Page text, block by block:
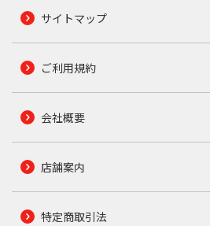
サイトマップ
ご利用規約
会社概要
店舗案内
特定商取引法